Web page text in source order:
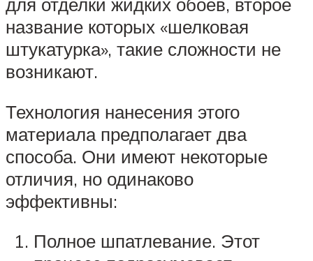
название которых «шелковая
штукатурка», такие сложности не
возникают.
Технология нанесения этого
материала предполагает два
способа. Они имеют некоторые
отличия, но одинаково
эффективны:
Полное шпатлевание. Этот